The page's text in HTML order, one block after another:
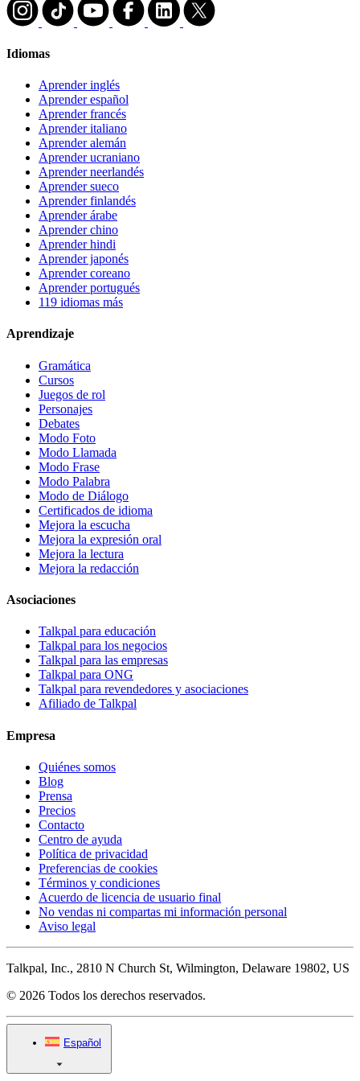
Idiomas
Aprender inglés
Aprender español
Aprender francés
Aprender italiano
Aprender alemán
Aprender ucraniano
Aprender neerlandés
Aprender sueco
Aprender finlandés
Aprender árabe
Aprender chino
Aprender hindi
Aprender japonés
Aprender coreano
Aprender portugués
119 idiomas más
Aprendizaje
Gramática
Cursos
Juegos de rol
Personajes
Debates
Modo Foto
Modo Llamada
Modo Frase
Modo Palabra
Modo de Diálogo
Certificados de idioma
Mejora la escucha
Mejora la expresión oral
Mejora la lectura
Mejora la redacción
Asociaciones
Talkpal para educación
Talkpal para los negocios
Talkpal para las empresas
Talkpal para ONG
Talkpal para revendedores y asociaciones
Afiliado de Talkpal
Empresa
Quiénes somos
Blog
Prensa
Precios
Contacto
Centro de ayuda
Política de privacidad
Preferencias de cookies
Términos y condiciones
Acuerdo de licencia de usuario final
No vendas ni compartas mi información personal
Aviso legal
Talkpal, Inc., 2810 N Church St, Wilmington, Delaware 19802, US
© 2026 Todos los derechos reservados.
Español